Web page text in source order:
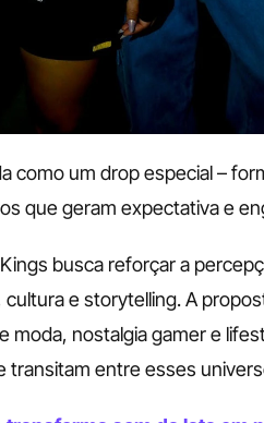
como um drop especial –
que geram expectativa e
busca reforçar a
e storytelling. A
nostalgia gamer e
transitam entre esses